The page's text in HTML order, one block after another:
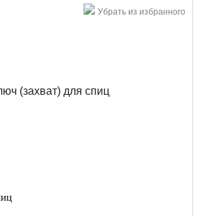
Убрать из избранного